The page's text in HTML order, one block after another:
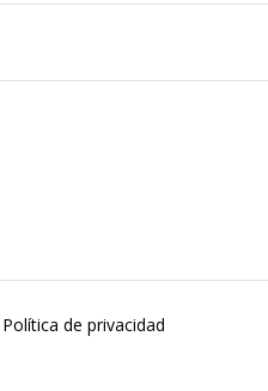
Política de privacidad